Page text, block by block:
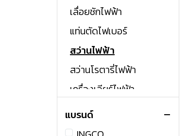
เลื่อยชักไฟฟ้า
แท่นตัดไฟเบอร์
สว่านไฟฟ้า
สว่านโรตารี่ไฟฟ้า
เครื่องเจียร์ไฟฟ้า
เครื่องสกัดไฟฟ้า
เลื่อยวงเดือนไฟฟ้า
แบรนด์